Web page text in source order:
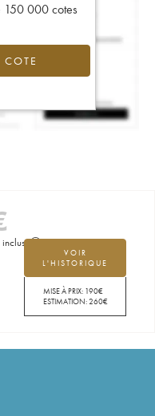
150 000 cotes
COTE
VOIR
L'HISTORIQUE
MISE À PRIX: 190€
ESTIMATION:260€